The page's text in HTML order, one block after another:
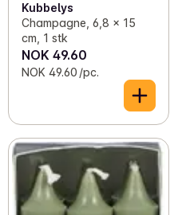
Kubbelys
Champagne, 6,8 x 15
cm, 1 stk
NOK 49.60
NOK 49.60 /pc.